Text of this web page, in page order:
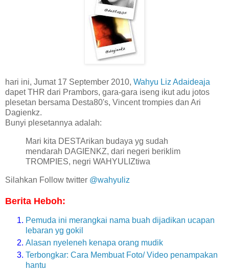
hari ini, Jumat 17 September 2010, Wahyu Liz Adaideaja
dapet THR dari Prambors, gara-gara iseng ikut adu jotos
plesetan bersama Desta80's, Vincent trompies dan Ari
Dagienkz.
Bunyi plesetannya adalah:
Mari kita DESTArikan budaya yg sudah
mendarah DAGIENKZ, dari negeri beriklim
TROMPIES, negri WAHYULIZtiwa
Silahkan Follow twitter @wahyuliz
Berita Heboh:
Pemuda ini merangkai nama buah dijadikan ucapan
lebaran yg gokil
Alasan nyeleneh kenapa orang mudik
Terbongkar: Cara Membuat Foto/ Video penampakan
hantu